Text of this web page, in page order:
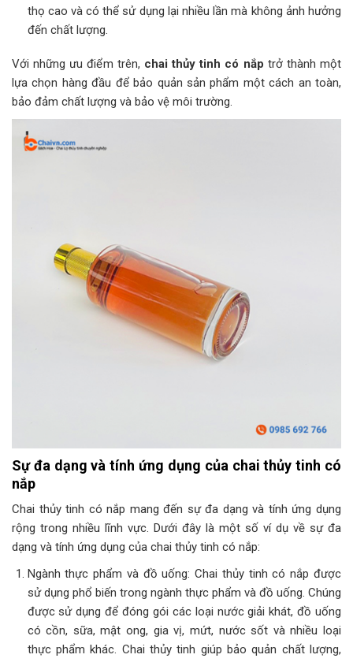
thọ cao và có thể sử dụng lại nhiều lần mà không ảnh hưởng
đến chất lượng.
Với những ưu điểm trên, chai thủy tinh có nắp trở thành một
lựa chọn hàng đầu để bảo quản sản phẩm một cách an toàn,
bảo đảm chất lượng và bảo vệ môi trường.
Sự đa dạng và tính ứng dụng của chai thủy tinh có
nắp
Chai thủy tinh có nắp mang đến sự đa dạng và tính ứng dụng
rộng trong nhiều lĩnh vực. Dưới đây là một số ví dụ về sự đa
dạng và tính ứng dụng của chai thủy tinh có nắp:
Ngành thực phẩm và đồ uống: Chai thủy tinh có nắp được
sử dụng phổ biến trong ngành thực phẩm và đồ uống. Chúng
được sử dụng để đóng gói các loại nước giải khát, đồ uống
có cồn, sữa, mật ong, gia vị, mứt, nước sốt và nhiều loại
thực phẩm khác. Chai thủy tinh giúp bảo quản chất lượng,